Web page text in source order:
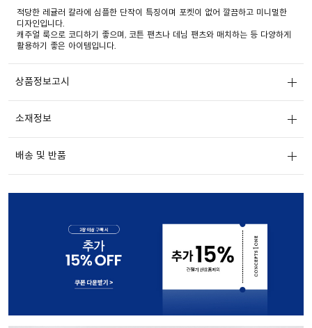
적당한 레귤러 칼라에 심플한 단작이 특징이며 포켓이 없어 깔끔하고 미니멀한
디자인입니다.
캐주얼 룩으로 코디하기 좋으며, 코튼 팬츠나 데님 팬츠와 매치하는 등 다양하게
활용하기 좋은 아이템입니다.
상품정보고시
소재정보
배송 및 반품